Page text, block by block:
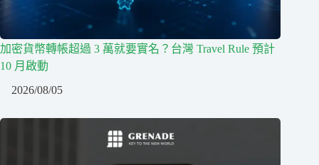
加密貨幣轉帳超過 3 萬就要實名？台灣 Travel Rule 預計
10 月啟動
2026/08/05